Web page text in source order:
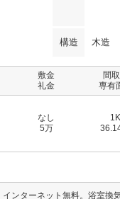
構造 木造
敷金
礼金
間
専有
なし
5万
1K